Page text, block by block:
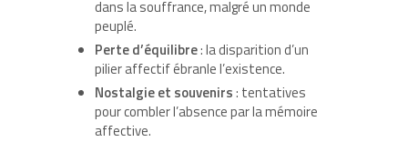
dans la souffrance, malgré un monde
peuplé.
Perte d’équilibre: la disparition d’un
pilier affectif ébranle l’existence.
Nostalgie et souvenirs: tentatives
pour combler l’absence par la mémoire
affective.